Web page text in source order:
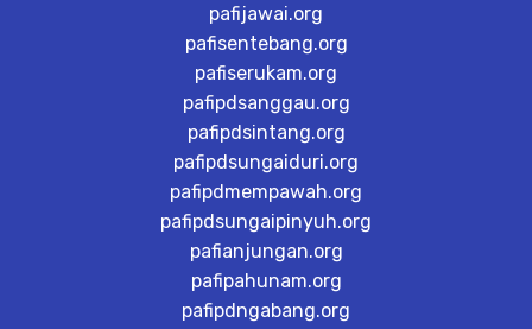
pafijawai.org
pafisentebang.org
pafiserukam.org
pafipdsanggau.org
pafipdsintang.org
pafipdsungaiduri.org
pafipdmempawah.org
pafipdsungaipinyuh.org
pafianjungan.org
pafipahunam.org
pafipdngabang.org